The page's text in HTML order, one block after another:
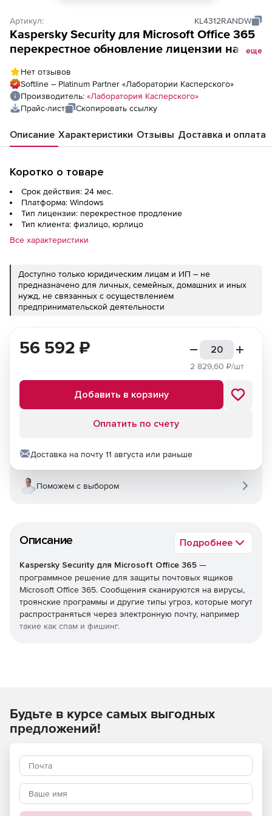
Артикул: KL4312RANDW
Kaspersky Security для Microsoft Office 365
перекрестное обновление лицензии на 2еще
Нет отзывов
Softline – Platinum Partner «Лаборатории Касперского»
Производитель: «Лаборатория Касперского»
Прайс-лист
Скопировать ссылку
Описание Характеристики Отзывы Доставка и оплата
Коротко о товаре
Срок действия: 24 мес.
Платформа: Windows
Тип лицензии: перекрестное продление
Тип клиента: физлицо, юрлицо
Все характеристики
Доступно только юридическим лицам и ИП – не
предназначено для личных, семейных, домашних и иных
нужд, не связанных с осуществлением
предпринимательской деятельности
Описание Подробнее
Kaspersky Security для Microsoft Office 365 —
программное решение для защиты почтовых ящиков
Microsoft Office 365. Сообщения сканируются на вирусы,
троянские программы и другие типы угроз, которые могут
распространяться через электронную почту, например
такие как спам и фишинг.
Защита от спама.
Kaspersky Security для Microsoft Office 365 может
выполнять следующие операции:
Сканировать входящую и исходящую почту на
56 592 ₽
2 829,60 ₽/шт
Добавить в корзину
Оплатить по счету
Доставка на почту 11 августа или раньше
Поможем с выбором
Будьте в курсе самых выгодных
предложений!